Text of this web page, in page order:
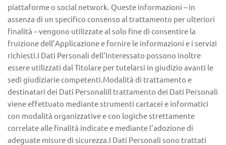
piattaforme o social network. Queste informazioni – in
assenza di un specifico consenso al trattamento per ulteriori
finalità – vengono utilizzate al solo fine di consentire la
fruizione dell’Applicazione e fornire le informazioni e i servizi
richiesti.I Dati Personali dell'Interessato possono inoltre
essere utilizzati dal Titolare per tutelarsi in giudizio avanti le
sedi giudiziarie competenti.Modalità di trattamento e
destinatari dei Dati PersonaliIl trattamento dei Dati Personali
viene effettuato mediante strumenti cartacei e informatici
con modalità organizzative e con logiche strettamente
correlate alle finalità indicate e mediante l'adozione di
adeguate misure di sicurezza.I Dati Personali sono trattati